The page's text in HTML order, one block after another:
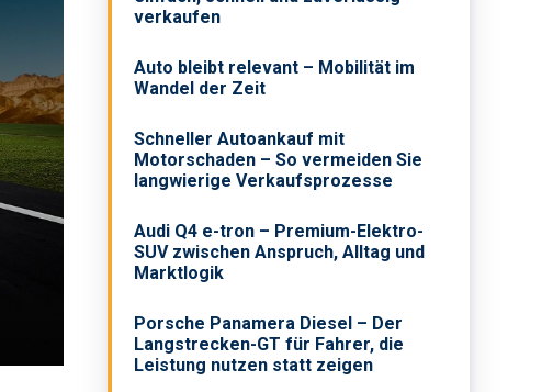
verkaufen
Auto bleibt relevant – Mobilität im
Wandel der Zeit
Schneller Autoankauf mit
Motorschaden – So vermeiden Sie
langwierige Verkaufsprozesse
Audi Q4 e-tron – Premium-Elektro-
SUV zwischen Anspruch, Alltag und
Marktlogik
Porsche Panamera Diesel – Der
Langstrecken-GT für Fahrer, die
Leistung nutzen statt zeigen